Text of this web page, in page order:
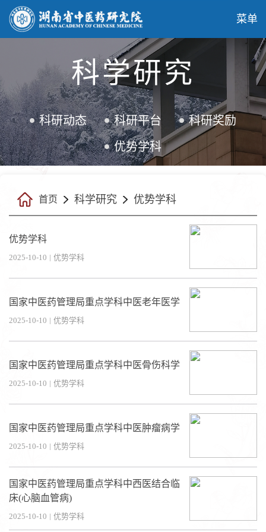
菜单
科学研究
科研动态 科研平台
科研奖励
优势学科
首页 科学研究 优势学科
优势学科
2025-10-10 | 优势学科
国家中医药管理局重点学科中医老年医学
2025-10-10 | 优势学科
国家中医药管理局重点学科中医骨伤科学
2025-10-10 | 优势学科
国家中医药管理局重点学科中医肿瘤病学
2025-10-10 | 优势学科
国家中医药管理局重点学科中西医结合临
床(心脑血管病)
2025-10-10 | 优势学科